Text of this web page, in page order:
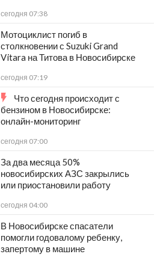
сегодня 07:38
Мотоциклист погиб в
столкновении с Suzuki Grand
Vitara на Титова в Новосибирске
сегодня 07:19
Что сегодня происходит с
бензином в Новосибирске:
онлайн-мониторинг
сегодня 07:00
За два месяца 50%
новосибирских АЗС закрылись
или приостановили работу
сегодня 04:00
В Новосибирске спасатели
помогли годовалому ребенку,
запертому в машине